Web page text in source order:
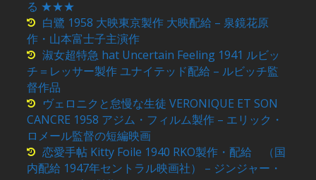
る ★★★
白鷺 1958 大映東京製作 大映配給 – 泉鏡花原
作・山本富士子主演作
淑女超特急 hat Uncertain Feeling 1941 ルビッ
チ＝レッサー製作 ユナイテッド配給 – ルビッチ監
督作品
ヴェロニクと怠慢な生徒 VERONIQUE ET SON
CANCRE 1958 アジム・フィルム製作 – エリック・
ロメール監督の短編映画
恋愛手帖 Kitty Foile 1940 RKO製作・配給 （国
内配給 1947年セントラル映画社） – ジンジャー・